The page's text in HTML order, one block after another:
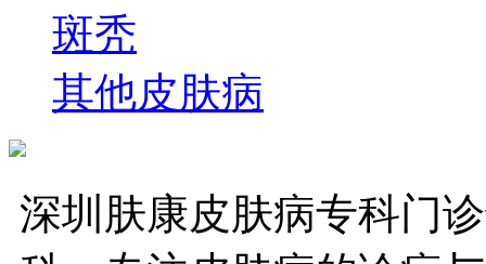
斑秃
其他皮肤病
深圳肤康皮肤病专科门